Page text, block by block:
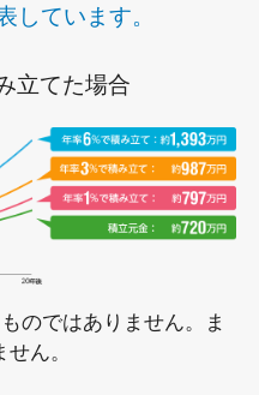
しています。
立てた場合
のではありません。ま
ん。